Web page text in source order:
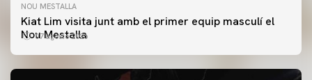
NOU MESTALLA
Kiat Lim visita junt amb el primer equip masculí el
Nou Mestalla
07 agosto 2026